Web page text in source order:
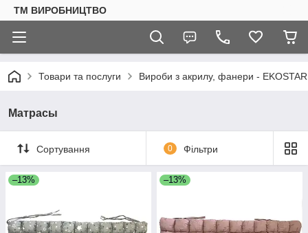
ТМ ВИРОБНИЦТВО
Товари та послуги Вироби з акрилу, фанери - EKOSTAR
Матрасы
Сортування 0 Фільтри
–13% –13%